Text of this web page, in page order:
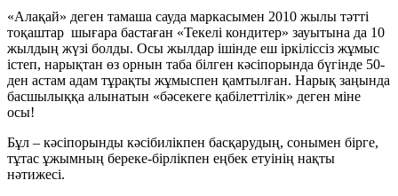
«Алақай» деген тамаша сауда маркасымен 2010 жылы тәтті
тоқаштар шығара бастаған «Текелі кондитер» зауытына да 10
жылдың жүзі болды. Осы жылдар ішінде еш іркіліссіз жұмыс
істеп, нарықтан өз орнын таба білген кәсіпорында бүгінде 50-
ден астам адам тұрақты жұмыспен қамтылған. Нарық заңында
басшылыққа алынатын «бәсекеге қабілеттілік» деген міне
осы!
Бұл – кәсіпорынды кәсібилікпен басқарудың, сонымен бірге,
тұтас ұжымның береке-бірлікпен еңбек етуінің нақты
нәтижесі.